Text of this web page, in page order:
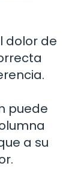
dolor de
puede
a su